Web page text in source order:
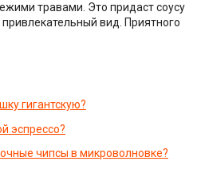
травами. Это придаст соусу
вид. Приятного
гигантскую?
эспрессо?
чипсы в микроволновке?